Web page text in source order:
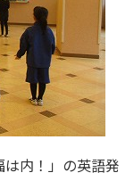
内！」の英語発